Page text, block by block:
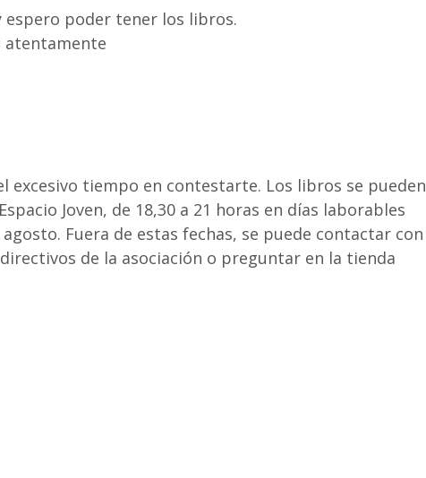
espero poder tener los libros.
atentamente
excesivo tiempo en contestarte. Los libros se pueden
Joven, de 18,30 a 21 horas en días laborables
agosto. Fuera de estas fechas, se puede contactar con
de la asociación o preguntar en la tienda